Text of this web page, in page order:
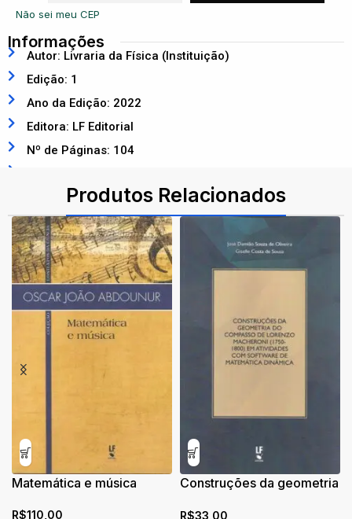
Não sei meu CEP
Informações
Autor: Livraria da Física (Instituição)
Edição: 1
Ano da Edição: 2022
Editora: LF Editorial
Nº de Páginas: 104
Produtos Relacionados
Matemática e música
R$110,00
Construções da geometria
R$33,00